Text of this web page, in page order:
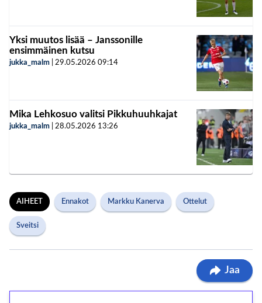
Yksi muutos lisää – Janssonille
ensimmäinen kutsu
jukka_malm 29.05.2026 09:14
Mika Lehkosuo valitsi Pikkuhuuhkajat
jukka_malm 28.05.2026 13:26
AIHEET Ennakot Markku Kanerva Ottelut
Sveitsi
Jaa